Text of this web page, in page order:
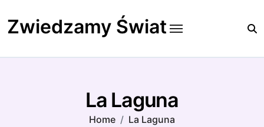
to
content
Zwiedzamy Świat
La Laguna
Home La Laguna